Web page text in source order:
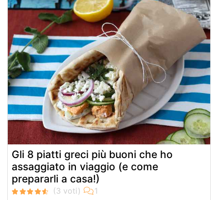
Gli 8 piatti greci più buoni che ho
assaggiato in viaggio (e come
prepararli a casa!)